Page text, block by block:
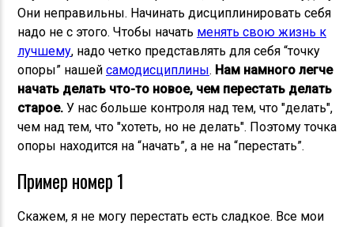
Они неправильны. Начинать дисциплинировать себя
надо не с этого. Чтобы начать менять свою жизнь к
лучшему, надо четко представлять для себя “точку
опоры” нашей самодисциплины. Нам намного легче
начать делать что-то новое, чем перестать делать
старое. У нас больше контроля над тем, что "делать",
чем над тем, что "хотеть, но не делать". Поэтому точка
опоры находится на “начать”, а не на “перестать”.
Пример номер 1
Скажем, я не могу перестать есть сладкое. Все мои